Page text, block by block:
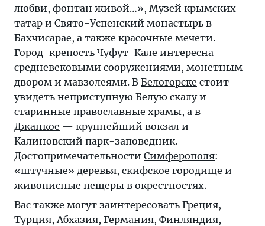
любви, фонтан живой…», Музей крымских
татар и Свято-Успенский монастырь в
Бахчисарае, а также красочные мечети.
Город-крепость Чуфут-Кале интересна
средневековыми сооружениями, монетным
двором и мавзолеями. В Белогорске стоит
увидеть неприступную Белую скалу и
старинные православные храмы, а в
Джанкое — крупнейший вокзал и
Калиновский парк-заповедник.
Достопримечательности Симферополя:
«штучные» деревья, скифское городище и
живописные пещеры в окрестностях.
Вас также могут заинтересовать Греция,
Турция, Абхазия, Германия, Финляндия,